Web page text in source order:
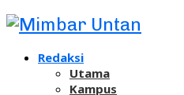
Redaksi
Utama
Kampus